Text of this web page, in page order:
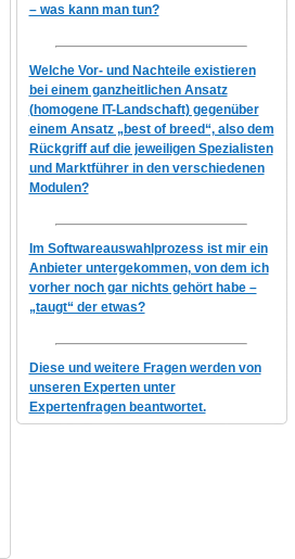
– was kann man tun?
Welche Vor- und Nachteile existieren
bei einem ganzheitlichen Ansatz
(homogene IT-Landschaft) gegenüber
einem Ansatz „best of breed“, also dem
Rückgriff auf die jeweiligen Spezialisten
und Marktführer in den verschiedenen
Modulen?
Im Softwareauswahlprozess ist mir ein
Anbieter untergekommen, von dem ich
vorher noch gar nichts gehört habe –
„taugt“ der etwas?
Diese und weitere Fragen werden von
unseren Experten unter
Expertenfragen beantwortet.